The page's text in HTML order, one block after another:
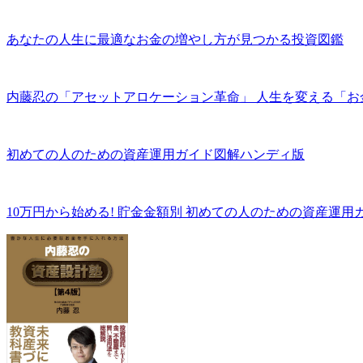
あなたの人生に最適なお金の増やし方が見つかる投資図鑑
内藤忍の「アセットアロケーション革命」 人生を変える「お
初めての人のための資産運用ガイド図解ハンディ版
10万円から始める! 貯金金額別 初めての人のための資産運用